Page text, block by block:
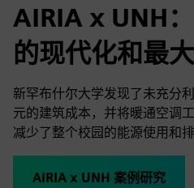
AIRIA x UNH
的现代化和最
新罕布什尔大学发现了未充分
元的建筑成本，并将暖通空调
减少了整个校园的能源使用和排
AIRIA x UNH 案例研究